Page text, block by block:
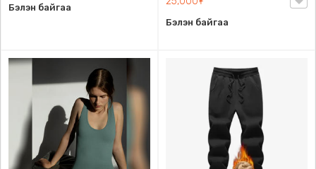
Бэлэн байгаа
Бэлэн байгаа